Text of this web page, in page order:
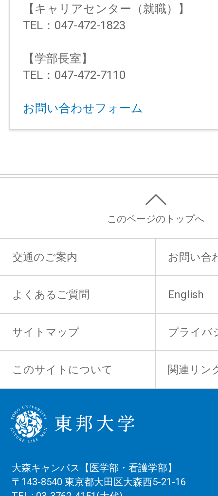
【キャリアセンター（就職）】
TEL：047-472-1823
【学部長室】
TEL：047-472-7110
お問い合わせフォーム
このページのトップへ
交通のご案内 お問い合
よくあるご質問 English
サイトマップ プライバ
このサイトについて 関連リン
大森キャンパス【医学部・看護学部】
〒143-8540 東京都大田区大森西5-21-16